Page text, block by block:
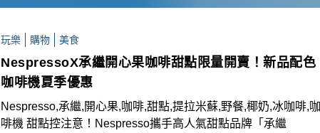
玩樂 購物 美食
NespressoX承繼開心果咖啡甜點限量開賣！新品配色
咖啡機夏季優惠
Nespresso,承繼,開心果,咖啡,甜點,提拉米蘇,野餐,椰奶,冰咖啡,咖
啡機 甜點控注意！Nespresso攜手高人氣甜點品牌「承繼